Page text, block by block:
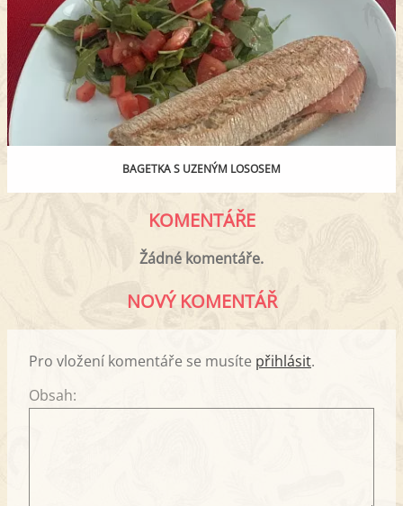
BAGETKA S UZENÝM LOSOSEM
KOMENTÁŘE
Žádné komentáře.
NOVÝ KOMENTÁŘ
Pro vložení komentáře se musíte přihlásit.
Obsah: